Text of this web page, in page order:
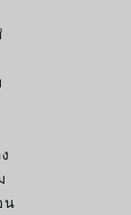
น